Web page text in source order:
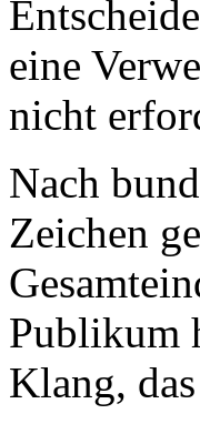
eine
nicht
Nach
Zeichen
Publikum
Klang,